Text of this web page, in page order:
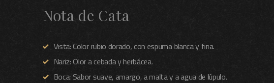
Nota de Cata
Vista: Color rubio dorado, con espuma blanca y fina.
Nariz: Olor a cebada y herbácea.
Boca: Sabor suave, amargo, a malta y a agua de lúpulo.